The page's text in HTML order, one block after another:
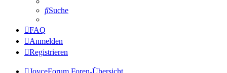
Suche
FAQ
Anmelden
Registrieren